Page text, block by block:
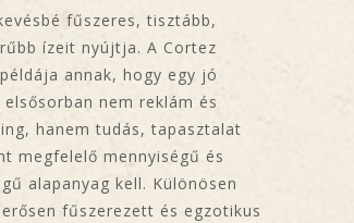
fűszeres, tisztább,
ízeit nyújtja. A Cortez
annak, hogy egy jó
elsősorban nem reklám és
hanem tudás, tapasztalat
megfelelő mennyiségű és
alapanyag kell. Különösen
fűszerezett és egzotikus